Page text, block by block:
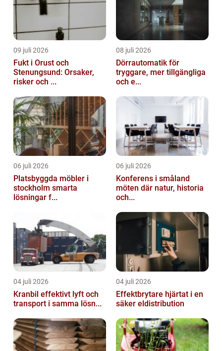
09 juli 2026
Fukt i Orust och
Stenungsund: Orsaker,
risker och ...
08 juli 2026
Dörrautomatik för
tryggare, mer tillgängliga
och e...
06 juli 2026
Platsbyggda möbler i
stockholm smarta
lösningar f...
06 juli 2026
Konferens i småland
möten där natur, historia
och...
04 juli 2026
Kranbil effektivt lyft och
transport i samma lösn...
04 juli 2026
Effektbrytare hjärtat i en
säker eldistribution